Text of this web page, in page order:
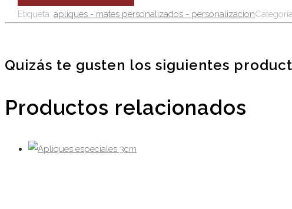
Etiqueta:apliques - mates personalizados - personalizacion
Quizás te gusten los siguientes
Productos relacionados